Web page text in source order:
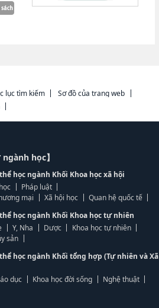
lục tìm kiếm
Sơ đồ của trang web
học】
học ngành Khối Khoa học xã hội
Pháp luật
mại
Xã hội học
Quan hệ quốc tế
học ngành Khối Khoa học tự nhiên
Y, Nha Dược
Khoa học tự nhiên
sản
học ngành Khối tổng hợp (Tự nhiên và Xã
dục
Khoa học đời sống
Nghệ thuật